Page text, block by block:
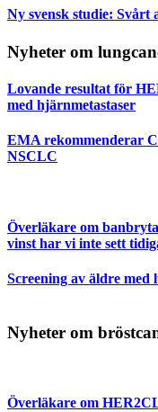
Ny svensk studie: Svårt
Nyheter om
Lovande resultat för
med hjärnmetastaser
EMA rekommenderar
NSCLC
Överläkare om
vinst har vi inte sett
Screening av äldre med
Nyheter om
Överläkare om